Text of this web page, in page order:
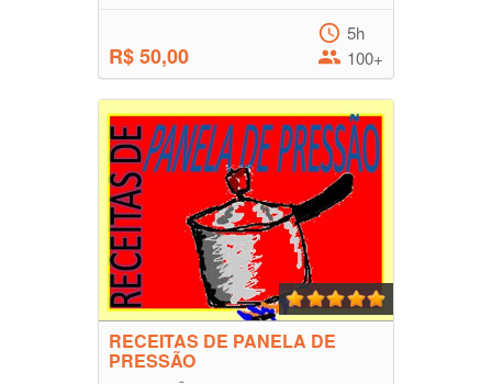
R$ 50,00
5h
100+
RECEITAS DE PANELA DE
PRESSÃO